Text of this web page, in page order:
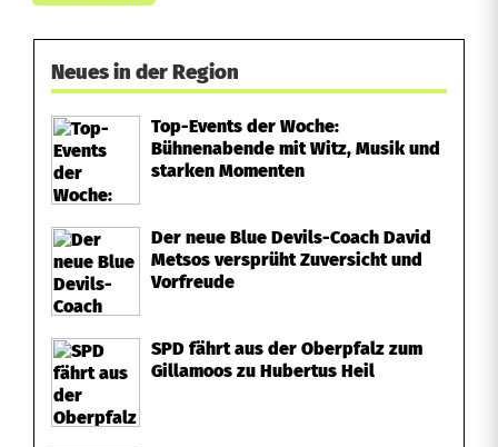
Neues in der Region
Top-Events der Woche:
Bühnenabende mit Witz, Musik und
starken Momenten
Der neue Blue Devils-Coach David
Metsos versprüht Zuversicht und
Vorfreude
SPD fährt aus der Oberpfalz zum
Gillamoos zu Hubertus Heil